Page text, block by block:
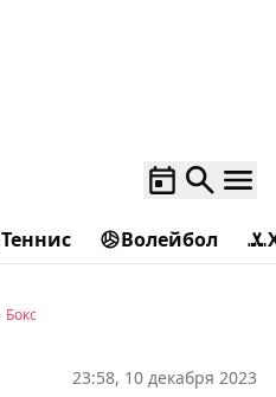
Теннис Волейбол
Бокс
23:58, 10 декабря 2023